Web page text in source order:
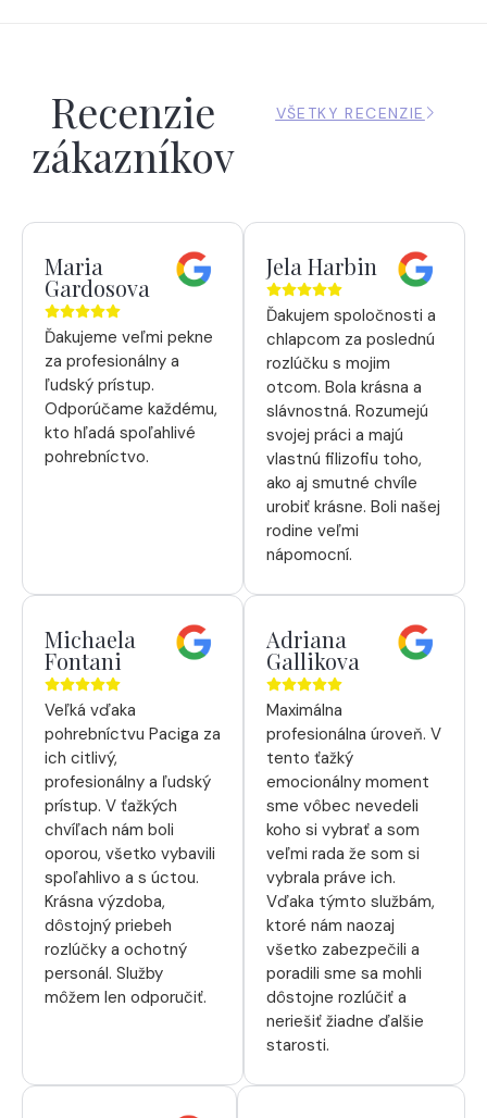
Recenzie
zákazníkov
VŠETKY RECENZIE
Maria
Gardosova
Ďakujeme veľmi pekne
za profesionálny a
ľudský prístup.
Odporúčame každému,
kto hľadá spoľahlivé
pohrebníctvo.
Jela Harbin
Ďakujem spoločnosti a
chlapcom za poslednú
rozlúčku s mojim
otcom. Bola krásna a
slávnostná. Rozumejú
svojej práci a majú
vlastnú filizofiu toho,
ako aj smutné chvíle
urobiť krásne. Boli našej
rodine veľmi
nápomocní.
Michaela
Fontani
Veľká vďaka
pohrebníctvu Paciga za
ich citlivý,
profesionálny a ľudský
prístup. V ťažkých
chvíľach nám boli
oporou, všetko vybavili
spoľahlivo a s úctou.
Krásna výzdoba,
dôstojný priebeh
rozlúčky a ochotný
personál. Služby
môžem len odporučiť.
Adriana
Gallikova
Maximálna
profesionálna úroveň. V
tento ťažký
emocionálny moment
sme vôbec nevedeli
koho si vybrať a som
veľmi rada že som si
vybrala práve ich.
Vďaka týmto službám,
ktoré nám naozaj
všetko zabezpečili a
poradili sme sa mohli
dôstojne rozlúčiť a
neriešiť žiadne ďalšie
starosti.